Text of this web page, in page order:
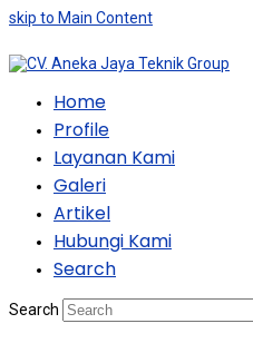
skip to Main Content
Home
Profile
Layanan Kami
Galeri
Artikel
Hubungi Kami
Search
Search